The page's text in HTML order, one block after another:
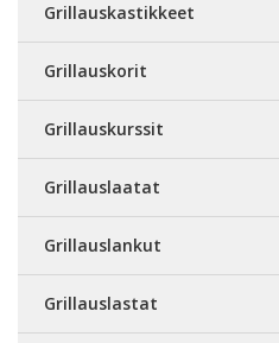
Grillauskastikkeet
Grillauskorit
Grillauskurssit
Grillauslaatat
Grillauslankut
Grillauslastat